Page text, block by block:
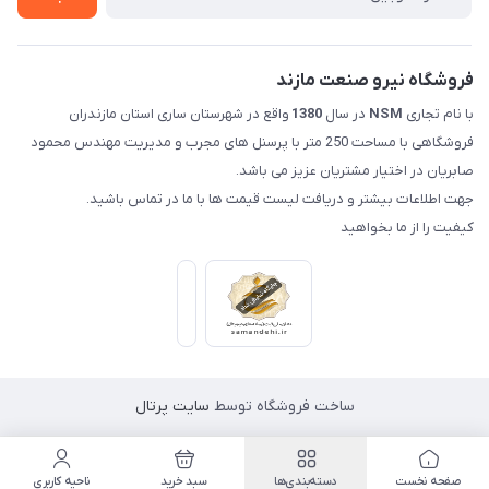
فروشگاه نیرو صنعت مازند
با نام تجاری NSM در سال 1380 واقع در شهرستان ساری استان مازندران
فروشگاهی با مساحت 250 متر با پرسنل های مجرب و مدیریت مهندس محمود
صابریان در اختیار مشتریان عزیز می باشد.
جهت اطلاعات بیشتر و دریافت لیست قیمت ها با ما در تماس باشید.
کیفیت را از ما بخواهید
ساخت فروشگاه توسط سایت پرتال
صفحه نخست دسته‌بندی‌ها سبد خرید ناحیه کاربری